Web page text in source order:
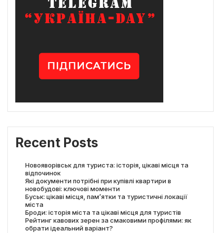
Recent Posts
Новояворівськ для туриста: історія, цікаві місця та
відпочинок
Які документи потрібні при купівлі квартири в
новобудові: ключові моменти
Буськ: цікаві місця, пам’ятки та туристичні локації
міста
Броди: історія міста та цікаві місця для туристів
Рейтинг кавових зерен за смаковими профілями: як
обрати ідеальний варіант?